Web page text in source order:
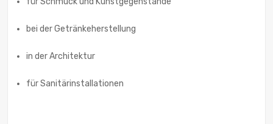
bei der Getränkeherstellung
in der Architektur
für Sanitärinstallationen